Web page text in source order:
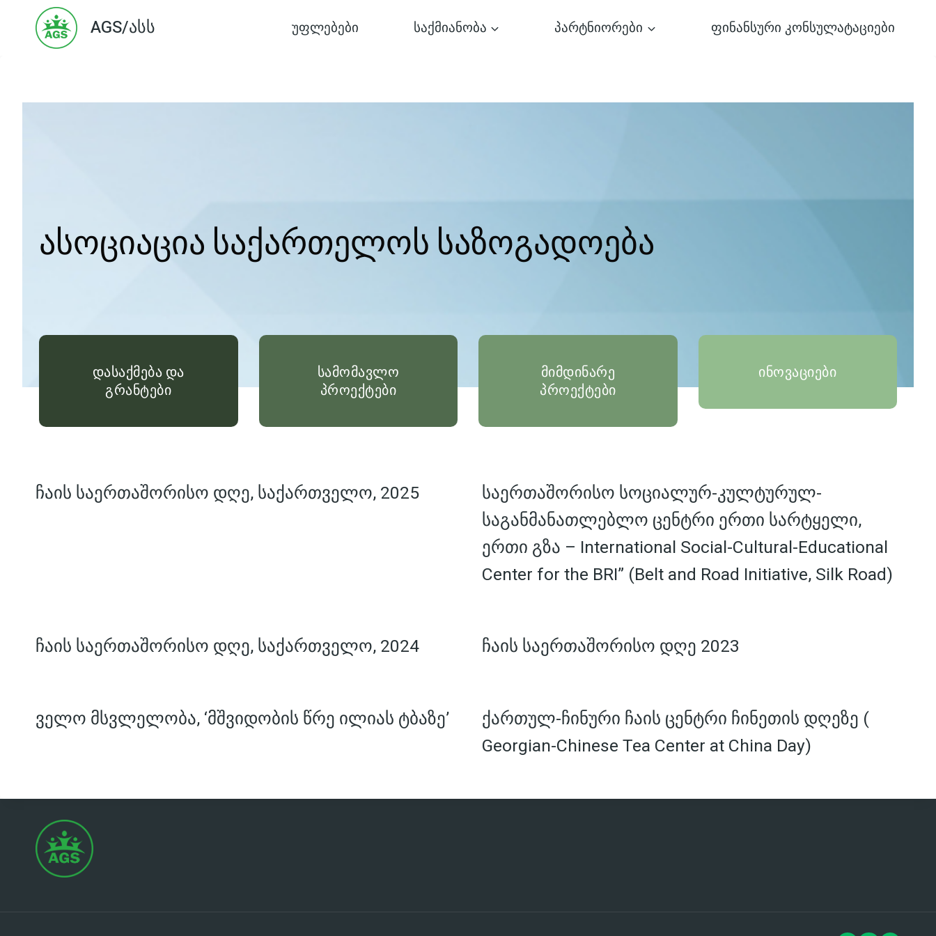
AGS/ასს უფლებები საქმიანობა პარტნიორები ფინანსური კონსულატაციები
ასოციაცია საქართელოს საზოგადოება
დასაქმება და
გრანტები
სამომავლო
პროექტები
მიმდინარე
პროექტები
ინოვაციები
ჩაის საერთაშორისო დღე, საქართველო, 2025
საერთაშორისო სოციალურ-კულტურულ-
საგანმანათლებლო ცენტრი ერთი სარტყელი,
ერთი გზა – International Social-Cultural-Educational
Center for the BRI” (Belt and Road Initiative, Silk Road)
ჩაის საერთაშორისო დღე, საქართველო, 2024 ჩაის საერთაშორისო დღე 2023
ველო მსვლელობა, ‘მშვიდობის წრე ილიას ტბაზე’
ქართულ-ჩინური ჩაის ცენტრი ჩინეთის დღეზე (
Georgian-Chinese Tea Center at China Day)